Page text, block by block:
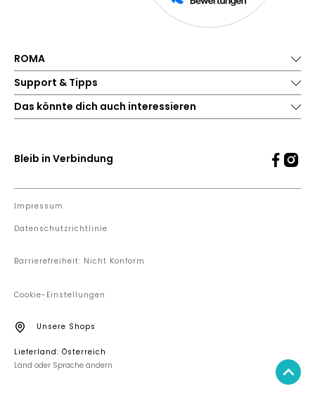
ROMA
Support & Tipps
Das könnte dich auch interessieren
Bleib in Verbindung
Impressum
Datenschutzrichtlinie
Barrierefreiheit: Nicht Konform
Cookie-Einstellungen
Unsere Shops
Lieferland: Österreich
Land oder Sprache ändern